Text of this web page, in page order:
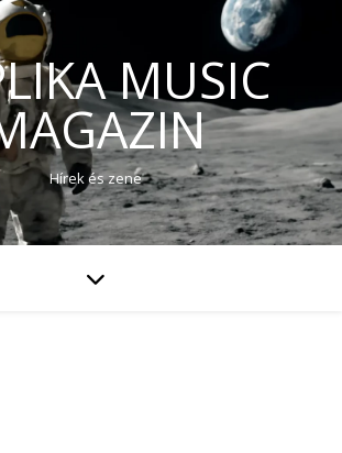
MUSIC
Hírek és zene